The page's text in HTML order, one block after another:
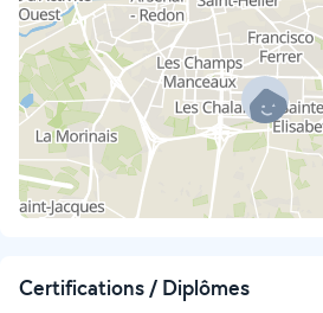
Certifications / Diplômes